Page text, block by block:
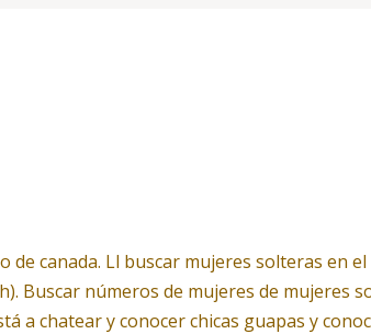
canada. Ll buscar mujeres solteras en
Buscar números de mujeres de mujeres
a chatear y conocer chicas guapas y